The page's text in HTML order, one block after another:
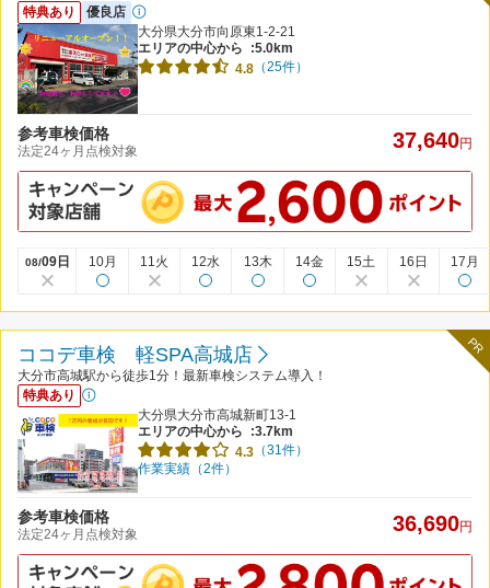
特典あり
優良店
大分県大分市向原東1-2-21
エリアの中心から
:5.0km
4.8 （25件）
参考車検価格
法定24ヶ月点検対象 37,640円
08/09日 10月 11火 12水 13木 14金 15土 16日 17月
PR
ココデ車検 軽SPA高城店
大分市高城駅から徒歩1分！最新車検システム導入！
特典あり
大分県大分市高城新町13-1
エリアの中心から
:3.7km
4.3 （31件）
作業実績（2件）
参考車検価格
法定24ヶ月点検対象 36,690円